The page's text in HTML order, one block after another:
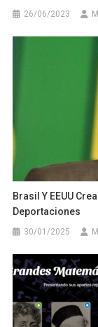
26/06/2023
Brasil Y EEUU
Deportaciones
30/01/2025